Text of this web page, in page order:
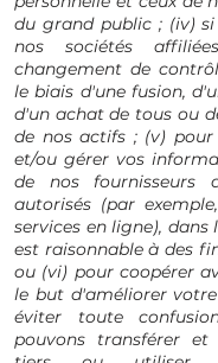
du grand public ; (iv)
nos sociétés
changement de
le biais d'une fusion,
d'un achat de tous ou
de nos actifs ; (v)
et/ou gérer vos
de nos fournisseurs
autorisés (par
services en ligne), dans
est raisonnable à des
ou (vi) pour coopérer
le but d'améliorer
éviter toute
pouvons transférer